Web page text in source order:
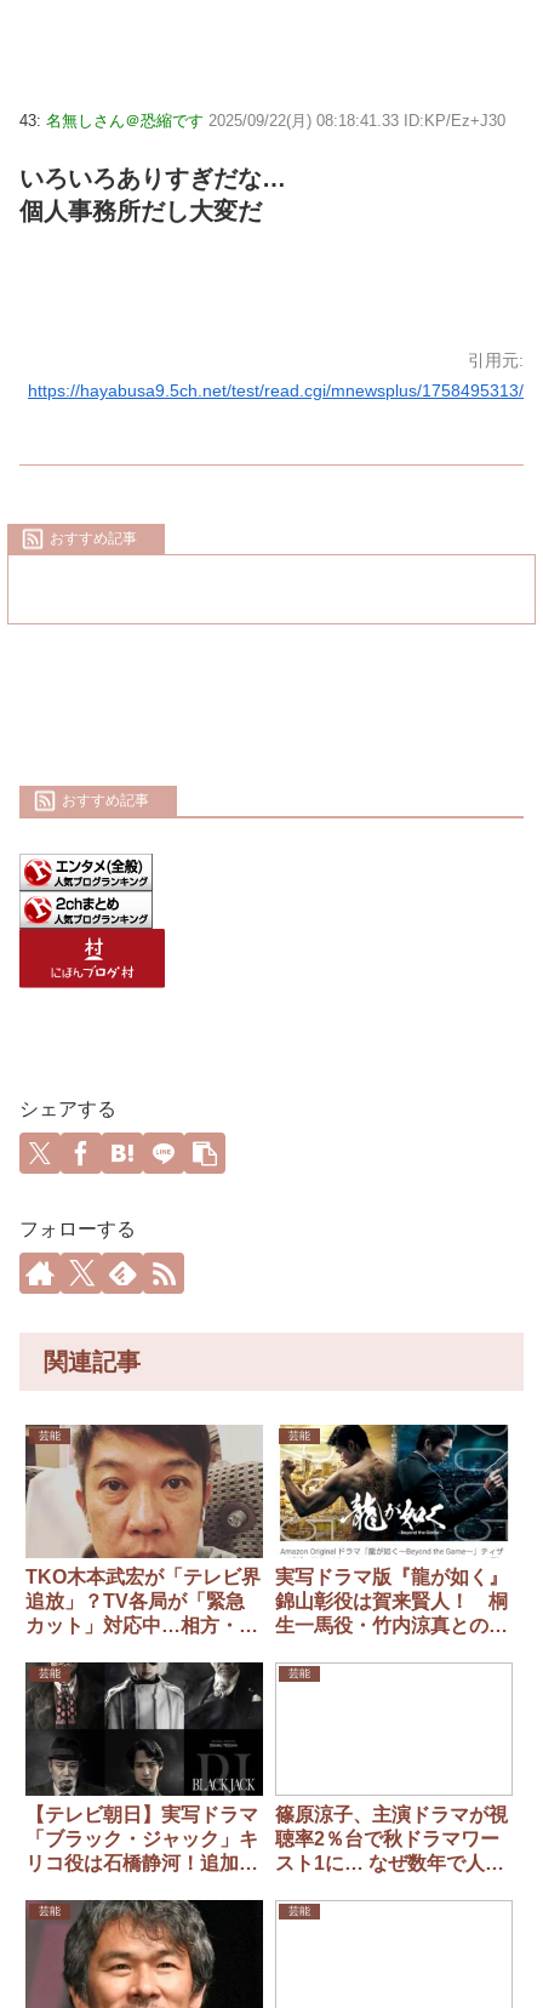
43: 名無しさん＠恐縮です 2025/09/22(月) 08:18:41.33 ID:KP/Ez+J30
いろいろありすぎだな…
個人事務所だし大変だ
引用元:
https://hayabusa9.5ch.net/test/read.cgi/mnewsplus/1758495313/
おすすめ記事
おすすめ記事
シェアする
フォローする
関連記事
芸能
TKO木本武宏が「テレビ界
追放」？TV各局が「緊急
カット」対応中…相方・木
芸能
実写ドラマ版『龍が如く』
錦山彰役は賀来賢人！ 桐
生一馬役・竹内涼真とのビ
ームを実写化
芸能
【テレビ朝日】実写ドラマ
「ブラック・ジャック」キ
リコ役は石橋静河！追加キ
ル公開
芸能
篠原涼子、主演ドラマが視
聴率2％台で秋ドラマワー
スト1に… なぜ数年で人気
芸能 芸能